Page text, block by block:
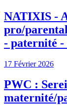
NATIXIS -
pro/
- paternité -
17 Février 2026
PWC :
maternité/